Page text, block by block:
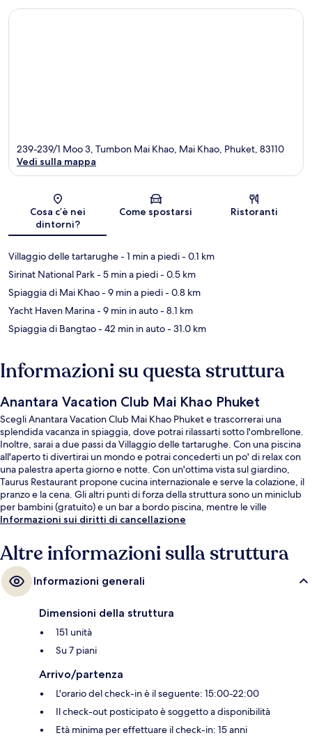
Mappa
239-239/1 Moo 3, Tumbon Mai Khao, Mai Khao, Phuket, 83110
Vedi sulla mappa
Cosa c’è nei
dintorni?
Come spostarsi Ristoranti
Villaggio delle tartarughe- 1 min a piedi- 0.1 km
Sirinat National Park- 5 min a piedi- 0.5 km
Spiaggia di Mai Khao- 9 min a piedi- 0.8 km
Yacht Haven Marina- 9 min in auto- 8.1 km
Spiaggia di Bangtao- 42 min in auto- 31.0 km
Informazioni su questa struttura
Anantara Vacation Club Mai Khao Phuket
Scegli Anantara Vacation Club Mai Khao Phuket e trascorrerai una
splendida vacanza in spiaggia, dove potrai rilassarti sotto l'ombrellone.
Inoltre, sarai a due passi da Villaggio delle tartarughe. Con una piscina
all'aperto ti divertirai un mondo e potrai concederti un po' di relax con
una palestra aperta giorno e notte. Con un'ottima vista sul giardino,
Taurus Restaurant propone cucina internazionale e serve la colazione, il
pranzo e la cena. Gli altri punti di forza della struttura sono un miniclub
per bambini (gratuito) e un bar a bordo piscina, mentre le ville
dispongono di vasche da bagno a immersione totale e angolo cottura.
Informazioni sui diritti di cancellazione
Altre informazioni sulla struttura
Informazioni generali
Dimensioni della struttura
151 unità
Su 7 piani
Arrivo/partenza
L'orario del check-in è il seguente: 15:00-22:00
Il check-out posticipato è soggetto a disponibilità
Età minima per effettuare il check-in: 15 anni